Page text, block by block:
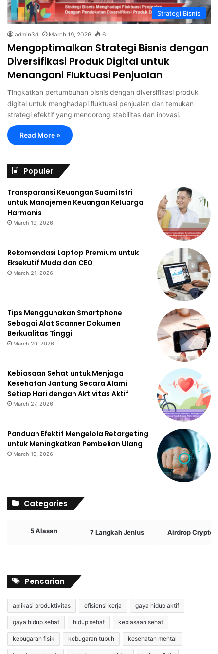
Strategi Bisnis
admin3d March 19, 2026 6
Mengoptimalkan Strategi Bisnis dengan
Diversifikasi Produk Digital untuk
Menangani Fluktuasi Penjualan
Tingkatkan pertumbuhan bisnis dengan diversifikasi produk
digital untuk menghadapi fluktuasi penjualan dan temukan
strategi efektif yang mendorong stabilitas dan inovasi.
Read More »
Populer
Transparansi Keuangan Suami Istri
untuk Manajemen Keuangan Keluarga
Harmonis
March 19, 2026
Rekomendasi Laptop Premium untuk
Eksekutif Muda dan CEO
March 21, 2026
Tips Menggunakan Smartphone
Sebagai Alat Scanner Dokumen
Berkualitas Tinggi
March 20, 2026
Kebiasaan Sehat untuk Menjaga
Kesehatan Jantung Secara Alami
Setiap Hari dengan Aktivitas Aktif
March 27, 2026
Panduan Efektif Mengelola Retargeting
untuk Meningkatkan Pembelian Ulang
March 19, 2026
Categories
5 Alasan 7 Langkah Jenius Airdrop Crypto
Pencarian
aplikasi produktivitas efisiensi kerja gaya hidup aktif
gaya hidup sehat hidup sehat kebiasaan sehat
kebugaran fisik kebugaran tubuh kesehatan mental